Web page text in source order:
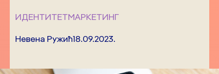
ИДЕНТИТЕТМАРКЕТИНГ
Невена Ружић18.09.2023.